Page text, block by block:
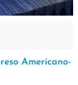
Americano-